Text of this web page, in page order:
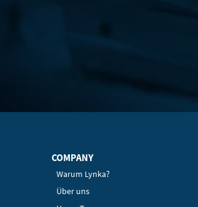
COMPANY
Warum Lynka?
Über uns